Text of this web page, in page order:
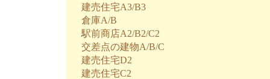
建売住宅A3/B3
倉庫A/B
駅前商店A2/B2/C2
交差点の建物A/B/C
建売住宅D2
建売住宅C2